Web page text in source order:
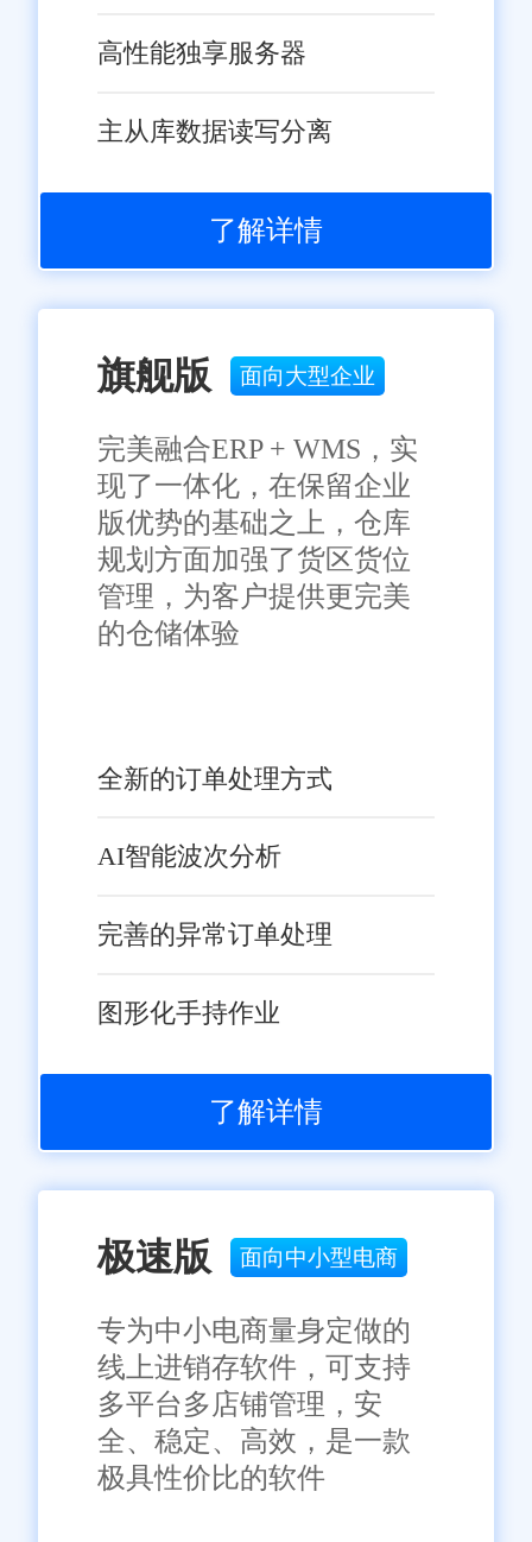
高性能独享服务器
主从库数据读写分离
了解详情
旗舰版 面向大型企业
完美融合ERP + WMS，实
现了一体化，在保留企业
版优势的基础之上，仓库
规划方面加强了货区货位
管理，为客户提供更完美
的仓储体验
全新的订单处理方式
AI智能波次分析
完善的异常订单处理
图形化手持作业
了解详情
极速版 面向中小型电商
专为中小电商量身定做的
线上进销存软件，可支持
多平台多店铺管理，安
全、稳定、高效，是一款
极具性价比的软件